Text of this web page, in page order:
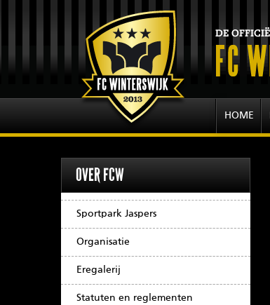
HOME
OVER FCW
Sportpark Jaspers
Organisatie
Eregalerij
Statuten en reglementen